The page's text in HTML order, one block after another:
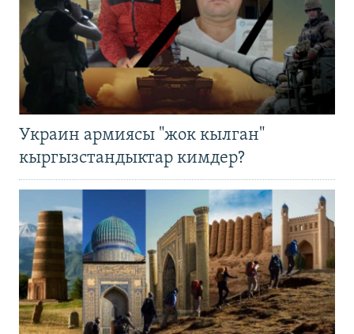
Украин армиясы "жок кылган"
кыргызстандыктар кимдер?